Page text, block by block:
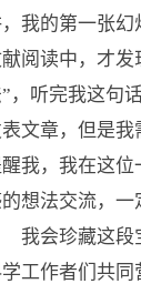
我的第一张幻
阅读中，才发
，听完我这句
文章，但是
我，我在这
想法交流，一
会珍藏这段宝
工作者们共